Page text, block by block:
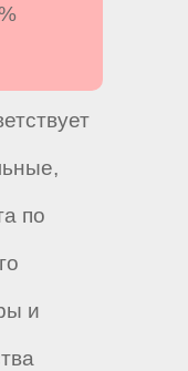
по
и